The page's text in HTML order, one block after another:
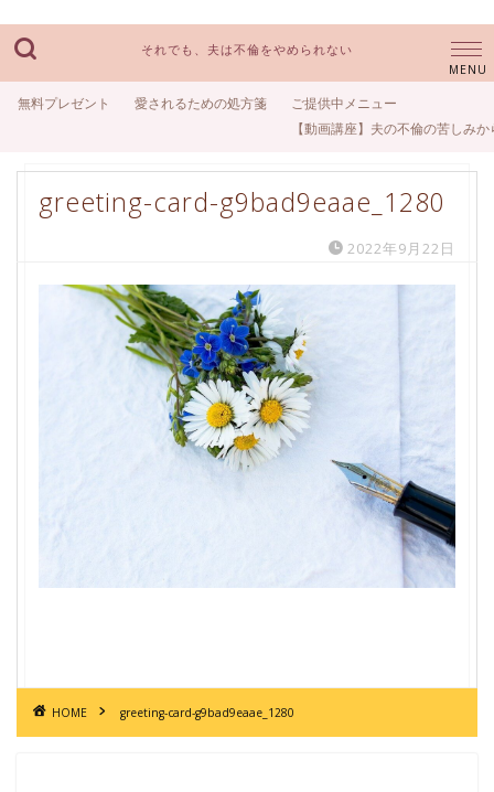
それでも、夫は不倫をやめられない
無料プレゼント 愛されるための処方箋
ご提供中メニュー
【動画講座】夫の不倫の苦しみ
greeting-card-g9bad9eaae_1280
2022年9月22日
HOME greeting-card-g9bad9eaae_1280